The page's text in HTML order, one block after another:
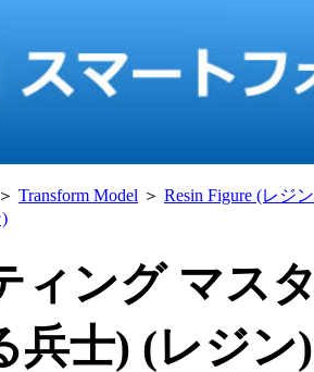
＞ Transform Model ＞ Resin Figure (レジ
ィング マス
兵士) (レジン)